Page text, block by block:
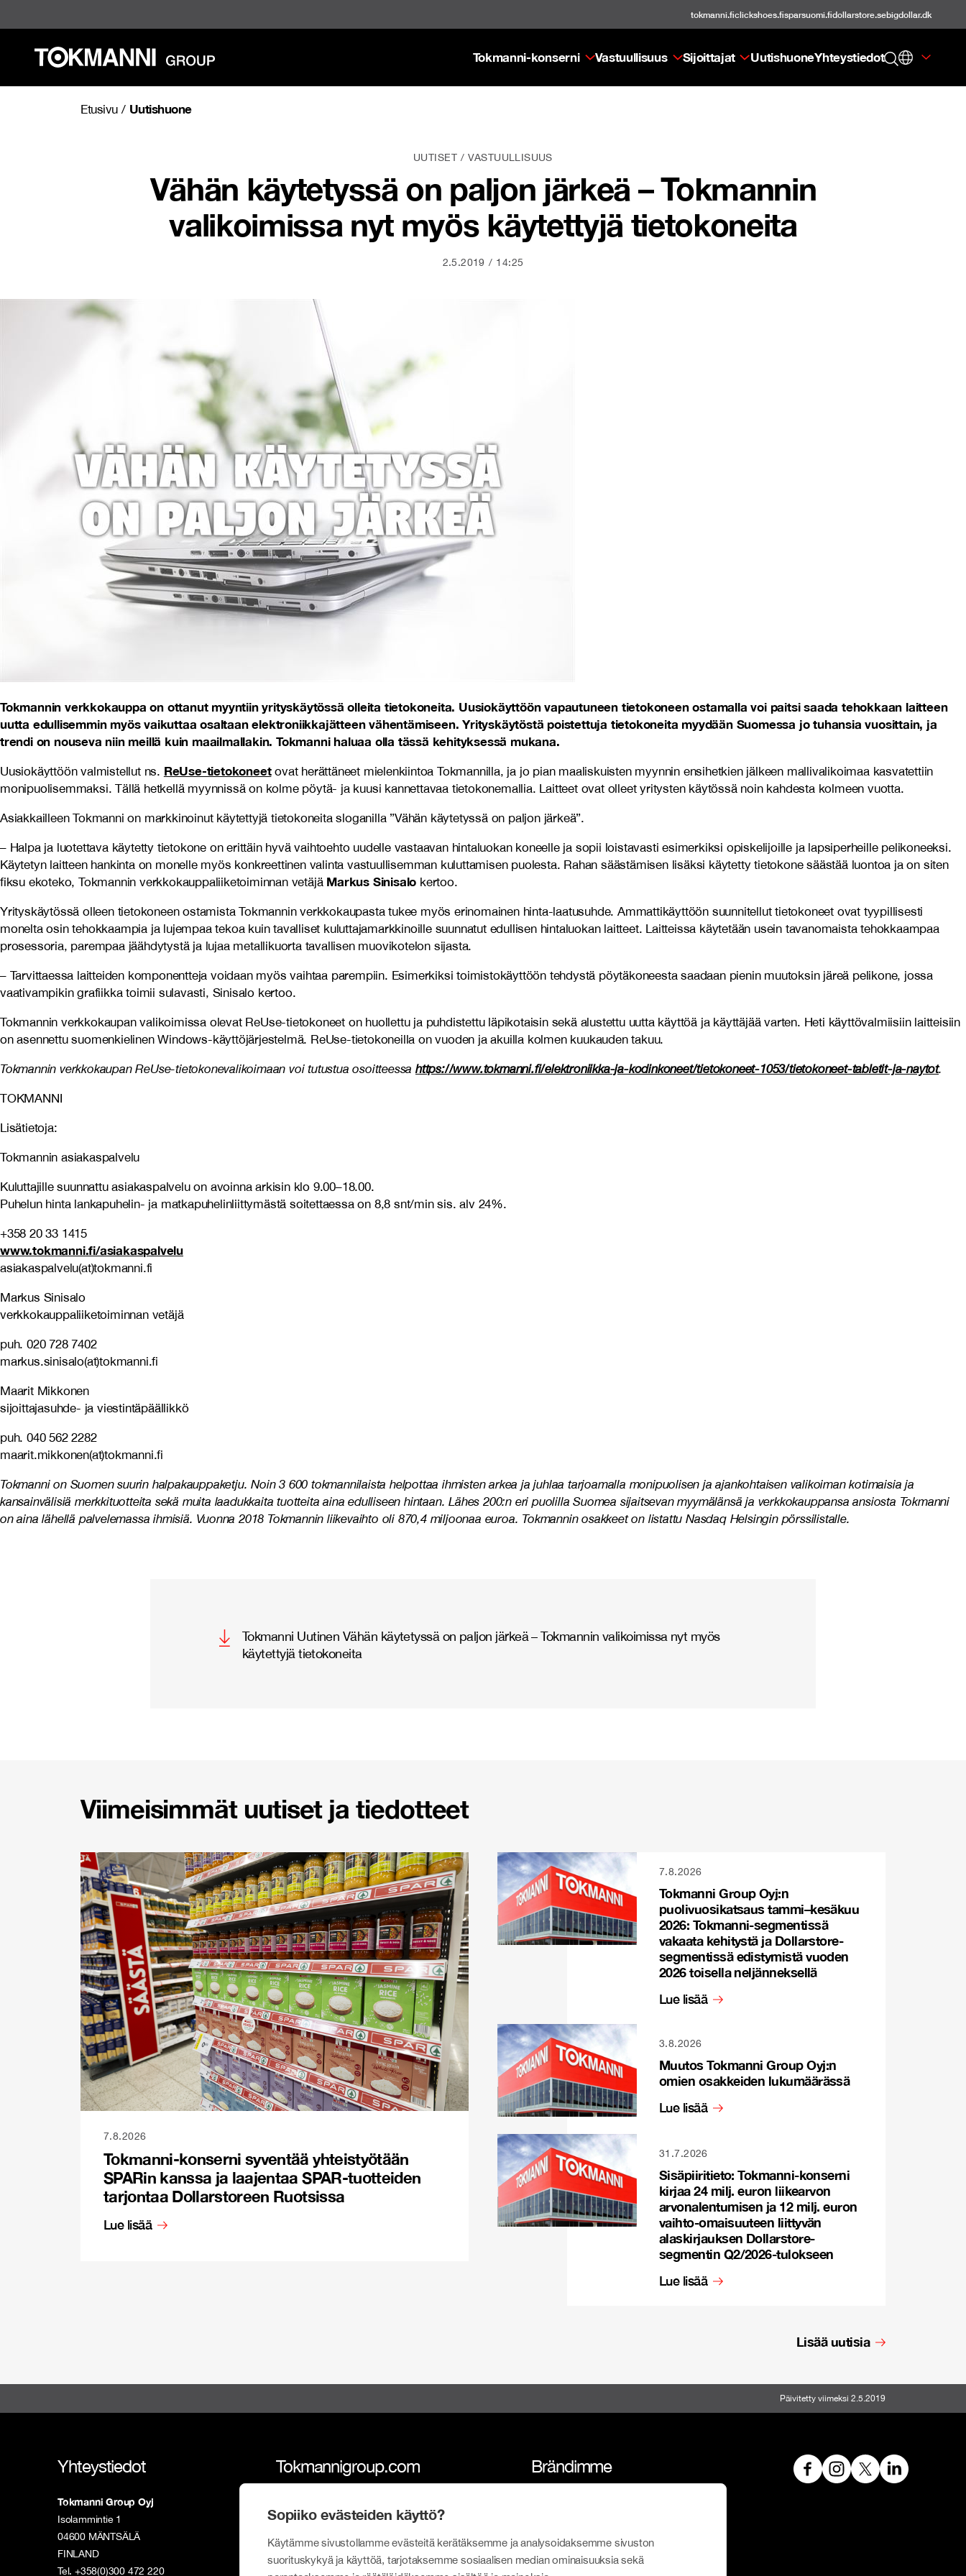
Sopiiko evästeiden käyttö?
Käytämme sivustollamme evästeitä kerätäksemme ja analysoidaksemme sivuston
suorituskykyä ja käyttöä, tarjotaksemme sosiaalisen median ominaisuuksia sekä
tokmanni.ficlickshoes.fisparsuomi.fidollarstore.sebigdollar.dk
Tokmanni-konserni Vastuullisuus Sijoittajat UutishuoneYhteystiedot
Etusivu/ Uutishuone
UUTISET VASTUULLISUUS
Vähän käytetyssä on paljon järkeä – Tokmannin
valikoimissa nyt myös käytettyjä tietokoneita
2.5.2019 14:25
Tokmannin verkkokauppa on ottanut myyntiin yrityskäytössä olleita tietokoneita. Uusiokäyttöön vapautuneen tietokoneen ostamalla voi paitsi saada tehokkaan laitteen
uutta edullisemmin myös vaikuttaa osaltaan elektroniikkajätteen vähentämiseen. Yrityskäytöstä poistettuja tietokoneita myydään Suomessa jo tuhansia vuosittain, ja
trendi on nouseva niin meillä kuin maailmallakin. Tokmanni haluaa olla tässä kehityksessä mukana.
Uusiokäyttöön valmistellut ns. ReUse-tietokoneetovat herättäneet mielenkiintoa Tokmannilla, ja jo pian maaliskuisten myynnin ensihetkien jälkeen mallivalikoimaa kasvatettiin
monipuolisemmaksi. Tällä hetkellä myynnissä on kolme pöytä- ja kuusi kannettavaa tietokonemallia. Laitteet ovat olleet yritysten käytössä noin kahdesta kolmeen vuotta.
Asiakkailleen Tokmanni on markkinoinut käytettyjä tietokoneita sloganilla ”Vähän käytetyssä on paljon järkeä”.
– Halpa ja luotettava käytetty tietokone on erittäin hyvä vaihtoehto uudelle vastaavan hintaluokan koneelle ja sopii loistavasti esimerkiksi opiskelijoille ja lapsiperheille pelikoneeksi.
Käytetyn laitteen hankinta on monelle myös konkreettinen valinta vastuullisemman kuluttamisen puolesta. Rahan säästämisen lisäksi käytetty tietokone säästää luontoa ja on siten
fiksu ekoteko, Tokmannin verkkokauppaliiketoiminnan vetäjä Markus Sinisalo kertoo.
Yrityskäytössä olleen tietokoneen ostamista Tokmannin verkkokaupasta tukee myös erinomainen hinta-laatusuhde. Ammattikäyttöön suunnitellut tietokoneet ovat tyypillisesti
monelta osin tehokkaampia ja lujempaa tekoa kuin tavalliset kuluttajamarkkinoille suunnatut edullisen hintaluokan laitteet. Laitteissa käytetään usein tavanomaista tehokkaampaa
prosessoria, parempaa jäähdytystä ja lujaa metallikuorta tavallisen muovikotelon sijasta.
– Tarvittaessa laitteiden komponentteja voidaan myös vaihtaa parempiin. Esimerkiksi toimistokäyttöön tehdystä pöytäkoneesta saadaan pienin muutoksin järeä pelikone, jossa
vaativampikin grafiikka toimii sulavasti, Sinisalo kertoo.
Tokmannin verkkokaupan valikoimissa olevat ReUse-tietokoneet on huollettu ja puhdistettu läpikotaisin sekä alustettu uutta käyttöä ja käyttäjää varten. Heti käyttövalmiisiin laitteisiin
on asennettu suomenkielinen Windows-käyttöjärjestelmä. ReUse-tietokoneilla on vuoden ja akuilla kolmen kuukauden takuu.
Tokmannin verkkokaupan ReUse-tietokonevalikoimaan voi tutustua osoitteessa https://www.tokmanni.fi/elektroniikka-ja-kodinkoneet/tietokoneet-1053/tietokoneet-tabletit-ja-naytot.
TOKMANNI
Lisätietoja:
Tokmannin asiakaspalvelu
Kuluttajille suunnattu asiakaspalvelu on avoinna arkisin klo 9.00–18.00.
Puhelun hinta lankapuhelin- ja matkapuhelinliittymästä soitettaessa on 8,8 snt/min sis. alv 24%.
+358 20 33 1415
www.tokmanni.fi/asiakaspalvelu
asiakaspalvelu(at)tokmanni.fi
Markus Sinisalo
verkkokauppaliiketoiminnan vetäjä
puh. 020 728 7402
markus.sinisalo(at)tokmanni.fi
Maarit Mikkonen
sijoittajasuhde- ja viestintäpäällikkö
puh. 040 562 2282
maarit.mikkonen(at)tokmanni.fi
Tokmanni on Suomen suurin halpakauppaketju. Noin 3 600 tokmannilaista helpottaa ihmisten arkea ja juhlaa tarjoamalla monipuolisen ja ajankohtaisen valikoiman kotimaisia ja
kansainvälisiä merkkituotteita sekä muita laadukkaita tuotteita aina edulliseen hintaan. Lähes 200:n eri puolilla Suomea sijaitsevan myymälänsä ja verkkokauppansa ansiosta Tokmanni
on aina lähellä palvelemassa ihmisiä. Vuonna 2018 Tokmannin liikevaihto oli 870,4 miljoonaa euroa. Tokmannin osakkeet on listattu Nasdaq Helsingin pörssilistalle.
Tokmanni Uutinen Vähän käytetyssä on paljon järkeä – Tokmannin valikoimissa nyt myös
käytettyjä tietokoneita
Viimeisimmät uutiset ja tiedotteet
7.8.2026
Tokmanni-konserni syventää yhteistyötään
SPARin kanssa ja laajentaa SPAR-tuotteiden
tarjontaa Dollarstoreen Ruotsissa
Lue lisää
7.8.2026
Tokmanni Group Oyj:n
puolivuosikatsaus tammi–kesäkuu
2026: Tokmanni-segmentissä
vakaata kehitystä ja Dollarstore-
segmentissä edistymistä vuoden
2026 toisella neljänneksellä
Lue lisää
3.8.2026
Muutos Tokmanni Group Oyj:n
omien osakkeiden lukumäärässä
Lue lisää
31.7.2026
Sisäpiiritieto: Tokmanni-konserni
kirjaa 24 milj. euron liikearvon
arvonalentumisen ja 12 milj. euron
vaihto-omaisuuteen liittyvän
alaskirjauksen Dollarstore-
segmentin Q2/2026-tulokseen
Lue lisää
Lisää uutisia
Päivitetty viimeksi 2.5.2019
Yhteystiedot
Tokmanni Group Oyj
Isolammintie 1
04600 MÄNTSÄLÄ
FINLAND
Tel. +358(0)300 472 220
Tokmannigroup.com
Tokmanni-konserni
Sijoittajat
Brändimme
Click Shoes ja Shoe House